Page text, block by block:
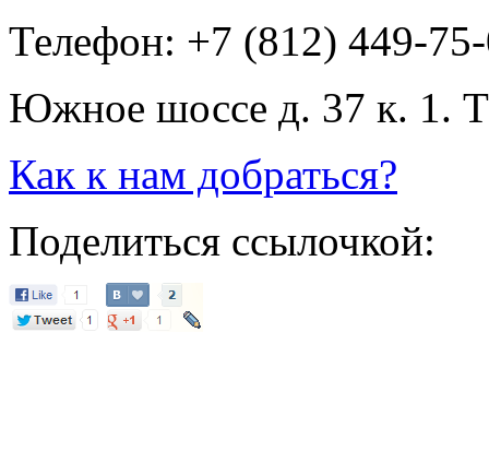
Телефон: +7 (812) 449-
Южное шоссе д. 37 к. 1.
Как к нам добраться?
Поделиться ссылочкой: